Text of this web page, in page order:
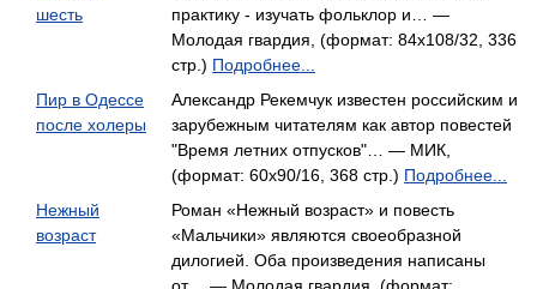
шесть
практику - изучать фольклор и… —
Молодая гвардия, (формат: 84x108/32, 336
стр.) Подробнее...
Пир в Одессе
после холеры
Александр Рекемчук известен российским и
зарубежным читателям как автор повестей
"Время летних отпусков"… — МИК,
(формат: 60x90/16, 368 стр.) Подробнее...
Нежный
возраст
Роман «Нежный возраст» и повесть
«Мальчики» являются своеобразной
дилогией. Оба произведения написаны